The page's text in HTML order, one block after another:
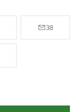
38